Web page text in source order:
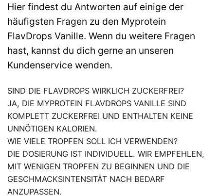
Hier findest du Antworten auf einige der
häufigsten Fragen zu den Myprotein
FlavDrops Vanille. Wenn du weitere Fragen
hast, kannst du dich gerne an unseren
Kundenservice wenden.
SIND DIE FLAVDROPS WIRKLICH ZUCKERFREI?
JA, DIE MYPROTEIN FLAVDROPS VANILLE SIND
KOMPLETT ZUCKERFREI UND ENTHALTEN KEINE
UNNÖTIGEN KALORIEN.
WIE VIELE TROPFEN SOLL ICH VERWENDEN?
DIE DOSIERUNG IST INDIVIDUELL. WIR EMPFEHLEN,
MIT WENIGEN TROPFEN ZU BEGINNEN UND DIE
GESCHMACKSINTENSITÄT NACH BEDARF
ANZUPASSEN.